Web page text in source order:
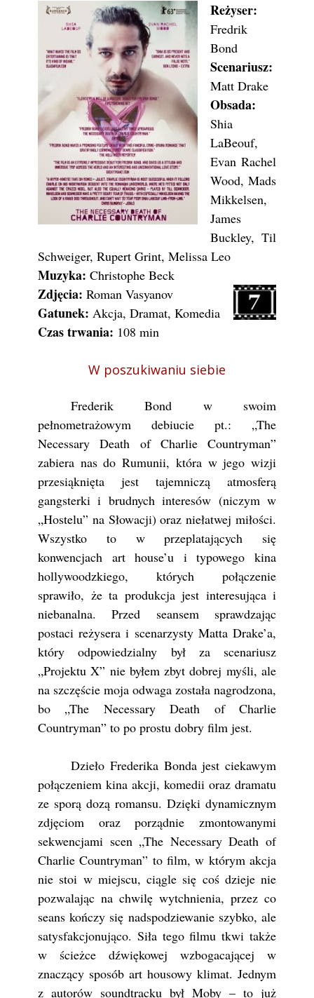
Reżyser:
Fredrik
Bond
Scenariusz:
Matt Drake
Obsada:
Shia
LaBeouf,
Evan Rachel
Wood, Mads
Mikkelsen,
James
Buckley, Til
Schweiger, Rupert Grint, Melissa Leo
Muzyka: Christophe Beck
Zdjęcia: Roman Vasyanov
Gatunek: Akcja, Dramat, Komedia
Czas trwania: 108 min
W poszukiwaniu siebie
Frederik Bond w swoim
pełnometrażowym debiucie pt.: „The
Necessary Death of Charlie Countryman”
zabiera nas do Rumunii, która w jego wizji
przesiąknięta jest tajemniczą atmosferą
gangsterki i brudnych interesów (niczym w
„Hostelu” na Słowacji) oraz niełatwej miłości.
Wszystko to w przeplatających się
konwencjach art house’u i typowego kina
hollywoodzkiego, których połączenie
sprawiło, że ta produkcja jest interesująca i
niebanalna. Przed seansem sprawdzając
postaci reżysera i scenarzysty Matta Drake’a,
który odpowiedzialny był za scenariusz
„Projektu X” nie byłem zbyt dobrej myśli, ale
na szczęście moja odwaga została nagrodzona,
bo „The Necessary Death of Charlie
Countryman” to po prostu dobry film jest.
Dzieło Frederika Bonda jest ciekawym
połączeniem kina akcji, komedii oraz dramatu
ze sporą dozą romansu. Dzięki dynamicznym
zdjęciom oraz porządnie zmontowanymi
sekwencjami scen „The Necessary Death of
Charlie Countryman” to film, w którym akcja
nie stoi w miejscu, ciągle się coś dzieje nie
pozwalając na chwilę wytchnienia, przez co
seans kończy się nadspodziewanie szybko, ale
satysfakcjonująco. Siła tego filmu tkwi także
w ścieżce dźwiękowej wzbogacającej w
znaczący sposób art housowy klimat. Jednym
z autorów soundtracku był Moby – to już